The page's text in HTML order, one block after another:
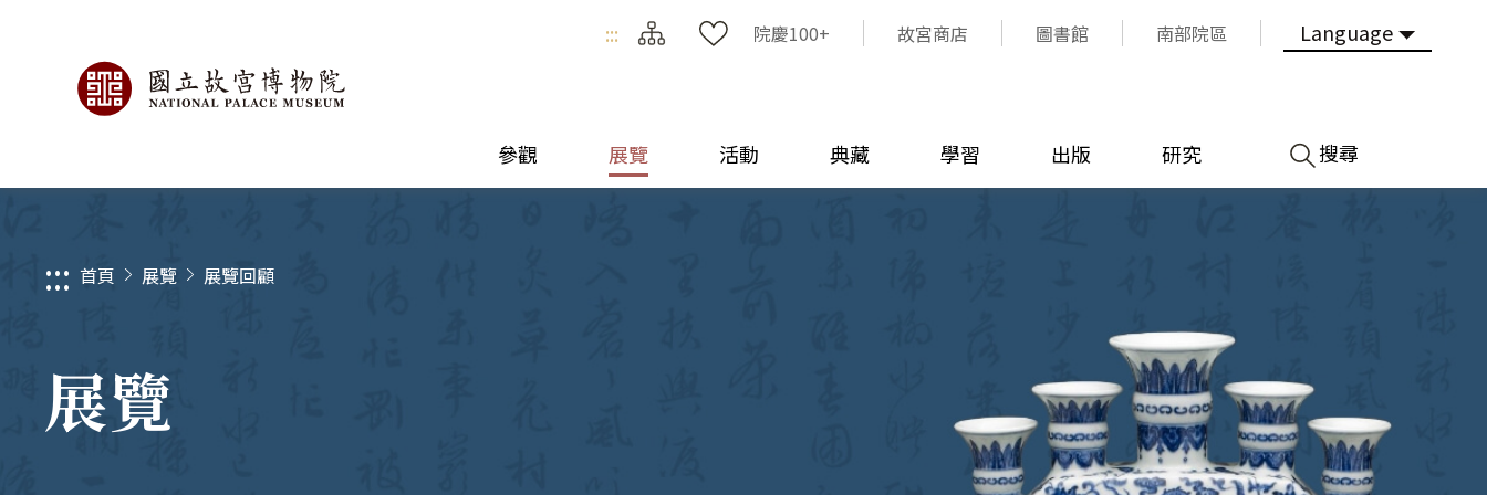
::: 院慶100+ 故宮商店 圖書館 南部院區 Language
參觀 展覽 活動 典藏 學習 出版 研究 搜尋
::: 首頁 展覽 展覽回顧
展覽